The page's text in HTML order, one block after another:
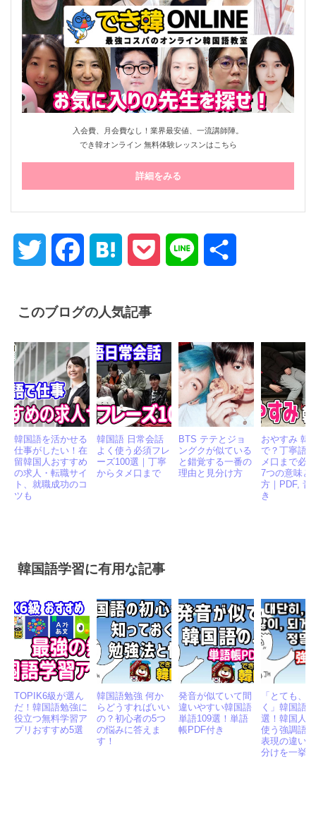
入会費、月会費なし！業界最安値、一流講師陣。
でき韓オンライン 無料体験レッスンはこちら
詳細をみる
Twitter FacebookHatena Pocket Line
このブログの人気記事
韓国語を活かせる
仕事がしたい！在
留韓国人おすすめ
の求人・転職サイ
ト、就職成功のコ
ツも
韓国語 日常会話
よく使う必須フレ
ーズ100選｜丁寧
からタメ口まで
BTS テテとジョ
ングクが似ている
と錯覚する一番の
理由と見分け方
おやすみ 韓
で？丁寧語
メ口まで必
7つの意味と
方｜PDF, 音
き
韓国語学習に有用な記事
TOPIK6級が選ん
だ！韓国語勉強に
役立つ無料学習ア
プリおすすめ5選
韓国語勉強 何か
らどうすればいい
の？初心者の5つ
の悩みに答えま
す！
発音が似ていて間
違いやすい韓国語
単語109選！単語
帳PDF付き
「とても、
く」韓国語
選！韓国人
使う強調語
表現の違い
分けを一挙